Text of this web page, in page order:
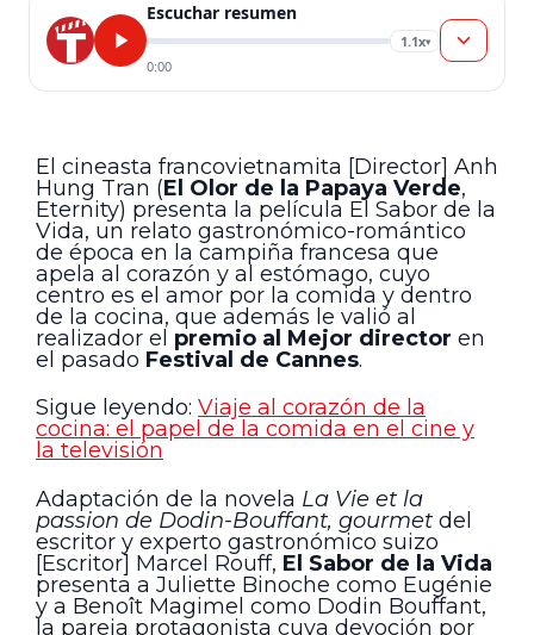
Escuchar resumen
1.1x▾
0:00
El cineasta francovietnamita [Director] Anh
Hung Tran (El Olor de la Papaya Verde,
Eternity) presenta la película El Sabor de la
Vida, un relato gastronómico-romántico
de época en la campiña francesa que
apela al corazón y al estómago, cuyo
centro es el amor por la comida y dentro
de la cocina, que además le valió al
realizador el premio al Mejor director en
el pasado Festival de Cannes.
Sigue leyendo: Viaje al corazón de la
cocina: el papel de la comida en el cine y
la televisión
Adaptación de la novela La Vie et la
passion de Dodin-Bouffant, gourmet del
escritor y experto gastronómico suizo
[Escritor] Marcel Rouff, El Sabor de la Vida
presenta a Juliette Binoche como Eugénie
y a Benoît Magimel como Dodin Bouffant,
la pareja protagonista cuya devoción por